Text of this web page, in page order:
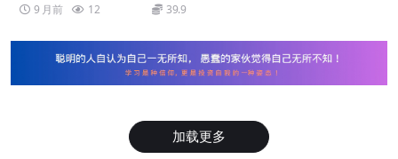
9 月前 12 39.9
加载更多